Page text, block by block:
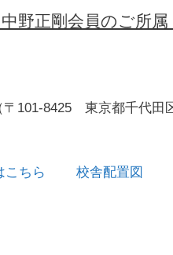
正剛会員のご所
101-8425 東京都千代田
こちら 校舎配置図